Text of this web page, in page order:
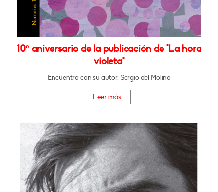
10º aniversario de la publicación de "La hora
violeta"
Encuentro con su autor, Sergio del Molino
Leer más...